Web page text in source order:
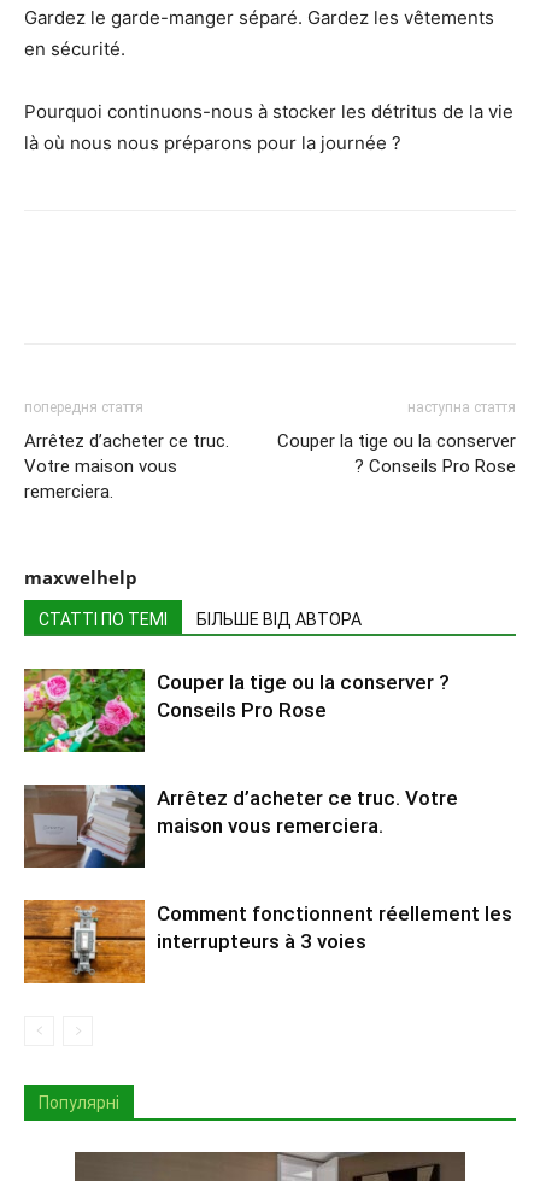
Gardez le garde-manger séparé. Gardez les vêtements
en sécurité.
Pourquoi continuons-nous à stocker les détritus de la vie
là où nous nous préparons pour la journée ?
попередня стаття
Arrêtez d’acheter ce truc.
Votre maison vous
remerciera.
наступна стаття
Couper la tige ou la conserver
? Conseils Pro Rose
maxwelhelp
СТАТТІ ПО ТЕМІ БІЛЬШЕ ВІД АВТОРА
Couper la tige ou la conserver ?
Conseils Pro Rose
Arrêtez d’acheter ce truc. Votre
maison vous remerciera.
Comment fonctionnent réellement les
interrupteurs à 3 voies
Популярні